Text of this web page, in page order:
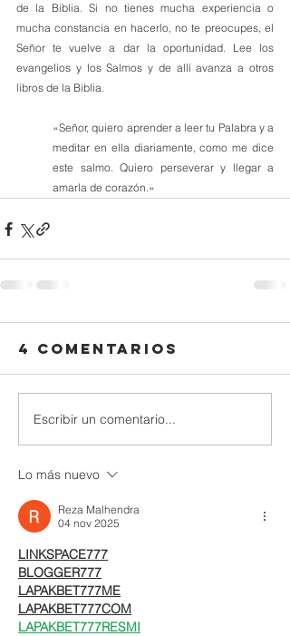
de la Biblia. Si no tienes mucha experiencia o
mucha constancia en hacerlo, no te preocupes, el
Señor te vuelve a dar la oportunidad. Lee los
evangelios y los Salmos y de allí avanza a otros
libros de la Biblia.
«Señor, quiero aprender a leer tu Palabra y a
meditar en ella diariamente, como me dice
este salmo. Quiero perseverar y llegar a
amarla de corazón.»
4 comentarios
Escribir un comentario...
Lo más nuevo
Reza Malhendra
04 nov 2025
LINKSPACE777
BLOGGER777
LAPAKBET777ME
LAPAKBET777COM
LAPAKBET777RESMI